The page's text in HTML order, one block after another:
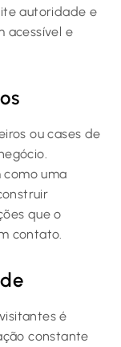
autoridade e
acessível e
ou cases de
como uma
que o
contato.
é
constante